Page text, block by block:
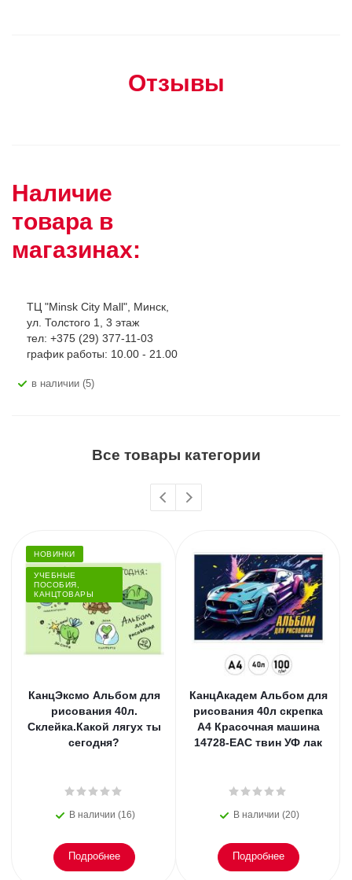
Отзывы
Наличие
товара в
магазинах:
ТЦ "Minsk City Mall", Минск,
ул. Толстого 1, 3 этаж
тел: +375 (29) 377-11-03
график работы: 10.00 - 21.00
В наличии (5)
Все товары категории
НОВИНКИ
УЧЕБНЫЕ
ПОСОБИЯ,
КАНЦТОВАРЫ
КанцЭксмо Альбом для
рисования 40л.
Склейка.Какой лягух ты
сегодня?
В наличии (16)
Подробнее
КанцАкадем Альбом для
рисования 40л скрепка
А4 Красочная машина
14728-EAC твин УФ лак
В наличии (20)
Подробнее